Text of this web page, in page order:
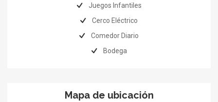
Juegos Infantiles
Cerco Eléctrico
Comedor Diario
Bodega
Mapa de ubicación